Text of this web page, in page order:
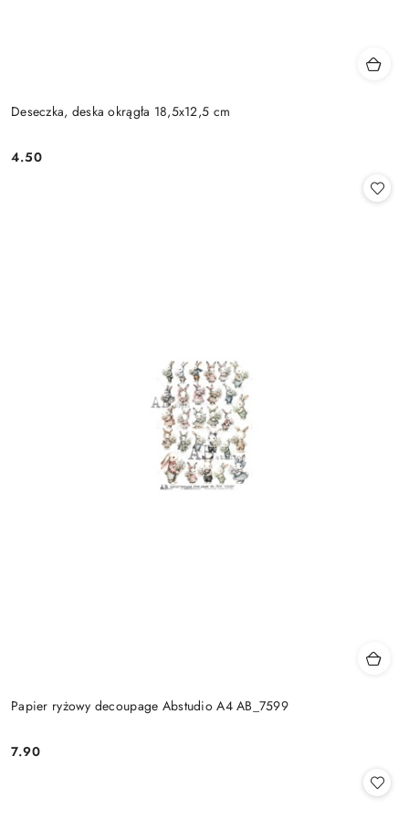
Deseczka, deska okrągła 18,5x12,5 cm
Cena:
4.50
Papier ryżowy decoupage Abstudio A4 AB_7599
Cena:
7.90